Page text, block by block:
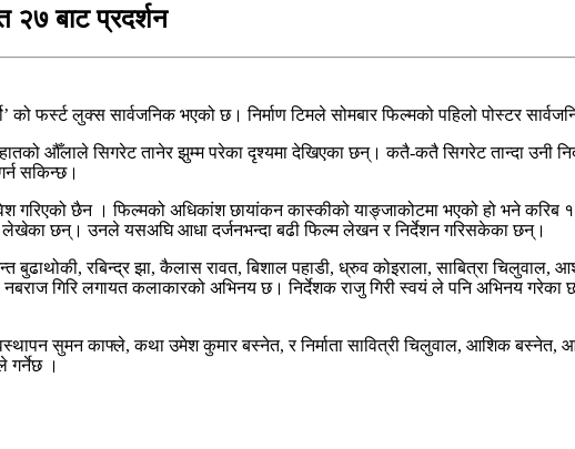
२७ बाट प्रदर्शन
फर्स्ट लुक्स सार्वजनिक भएको छ। निर्माण टिमले सोमबार फिल्मको पहिलो पोस्टर
औँलाले सिगरेट तानेर झुम्म परेका दृश्यमा देखिएका छन्। कतै-कतै सिगरेट तान्दा उनी
सकिन्छ।
गरिएको छैन । फिल्मको अधिकांश छायांकन कास्कीको याङ्जाकोटमा भएको हो भने
लेखेका छन्। उनले यसअघि आधा दर्जनभन्दा बढी फिल्म लेखन र निर्देशन गरिसकेका छन्।
रबिन्द्र झा, कैलास रावत, बिशाल पहाडी, ध्रुव कोइराला, साबित्रा चिलुवाल,
गिरि लगायत कलाकारको अभिनय छ। निर्देशक राजु गिरी स्वयं ले पनि अभिनय
सुमन काफ्ले, कथा उमेश कुमार बस्नेत, र निर्माता सावित्री चिलुवाल, आशिक बस्नेत,
गर्नेछ ।